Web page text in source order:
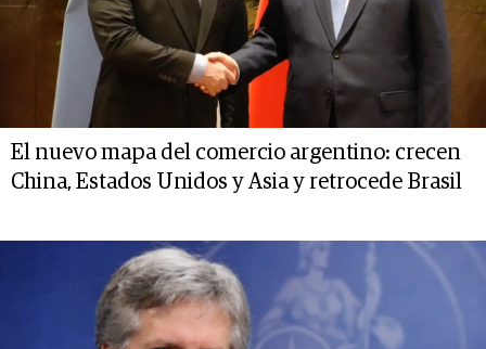
El nuevo mapa del comercio argentino: crecen
China, Estados Unidos y Asia y retrocede Brasil